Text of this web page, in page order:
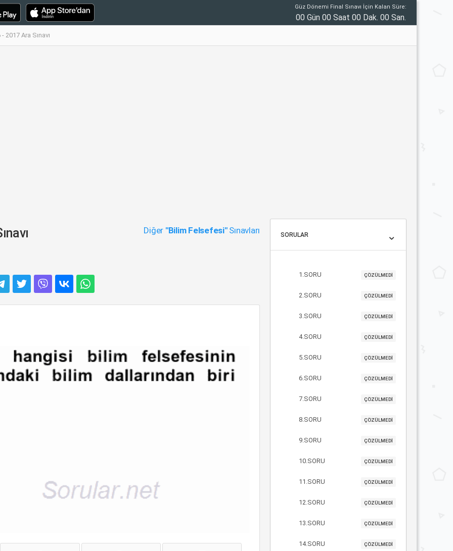
Güz Dönemi Final Sınavı İçin Kalan Süre:
00 Gün 00 Saat 00 Dak. 00 San.
2017 Ara Sınavı
Diğer "Bilim Felsefesi"Sınavları SORULAR
1.SORU ÇÖZÜLMEDİ
2.SORU ÇÖZÜLMEDİ
3.SORU ÇÖZÜLMEDİ
4.SORU ÇÖZÜLMEDİ
5.SORU ÇÖZÜLMEDİ
6.SORU ÇÖZÜLMEDİ
7.SORU ÇÖZÜLMEDİ
8.SORU ÇÖZÜLMEDİ
9.SORU ÇÖZÜLMEDİ
10.SORU ÇÖZÜLMEDİ
11.SORU ÇÖZÜLMEDİ
12.SORU ÇÖZÜLMEDİ
13.SORU ÇÖZÜLMEDİ
14.SORU ÇÖZÜLMEDİ